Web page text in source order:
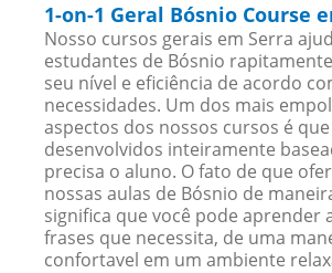
1-on-1 Geral Bósnio Course
Nosso cursos gerais em Serra
estudantes de Bósnio
seu nível e eficiência de acordo
necessidades. Um dos mais
aspectos dos nossos cursos é
desenvolvidos inteiramente
precisa o aluno. O fato de que
nossas aulas de Bósnio de
significa que você pode aprender
frases que necessita, de uma
confortavel em um ambiente